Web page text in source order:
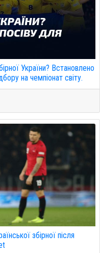
України? Встановлено
на чемпіонат світу.
збірної після